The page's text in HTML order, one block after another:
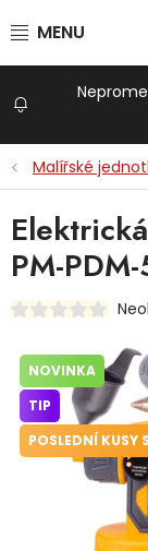
Stavba a
Dílna
Dětská
Malířské
PM-
NOVINKA
TIP
POSLEDNÍ KUSY